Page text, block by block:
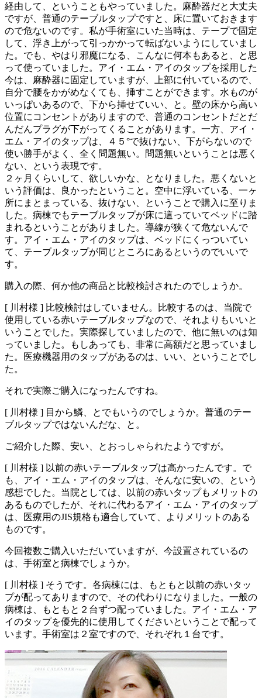
経由して、ということもやっていました。麻酔器だと大丈夫
ですが、普通のテーブルタップですと、床に置いておきます
ので危ないのです。私が手術室にいた当時は、テープで固定
して、浮き上がって引っかかって転ばないようにしていまし
た。でも、やはり邪魔になる、こんなに何本もあると、と思
って使っていました。アイ・エム・アイのタップを採用した
今は、麻酔器に固定していますが、上部に付いているので、
自分で腰をかがめなくても、挿すことができます。水ものが
いっぱいあるので、下から挿せていい、と。壁の床から高い
位置にコンセントがありますので、普通のコンセントだとだ
んだんプラグが下がってくることがあります。一方、アイ・
エム・アイのタップは、４５°で抜けない、下がらないので
使い勝手がよく、全く問題無い。問題無いということは悪く
ない、という表現です。
２ヶ月くらいして、欲しいかな、となりました。悪くないと
いう評価は、良かったということ。空中に浮いている、一ヶ
所にまとまっている、抜けない、ということで購入に至りま
した。病棟でもテーブルタップが床に這っていてベッドに踏
まれるということがありました。導線が狭くて危ないんで
す。アイ・エム・アイのタップは、ベッドにくっついてい
て、テーブルタップが同じところにあるというのでいいで
す。
購入の際、何か他の商品と比較検討されたのでしょうか。
[ 川村様 ] 比較検討はしていません。比較するのは、当院で
使用している赤いテーブルタップなので、それよりもいいと
いうことでした。実際探していましたので、他に無いのは知
っていました。もしあっても、非常に高額だと思っていまし
た。医療機器用のタップがあるのは、いい、ということでし
た。
それで実際ご購入になったんですね。
[ 川村様 ] 目から鱗、とでもいうのでしょうか。普通のテー
ブルタップではないんだな、と。
ご紹介した際、安い、とおっしゃられたようですが。
[ 川村様 ] 以前の赤いテーブルタップは高かったんです。で
も、アイ・エム・アイのタップは、そんなに安いの、という
感想でした。当院としては、以前の赤いタップもメリットの
あるものでしたが、それに代わるアイ・エム・アイのタップ
は、医療用のJIS規格も適合していて、よりメリットのある
ものです。
今回複数ご購入いただいていますが、今設置されているの
は、手術室と病棟でしょうか。
[ 川村様 ] そうです。各病棟には、もともと以前の赤いタッ
プが配ってありますので、その代わりになりました。一般の
病棟は、もともと２台ずつ配っていました。アイ・エム・ア
イのタップを優先的に使用してくださいということで配って
います。手術室は２室ですので、それぞれ１台です。